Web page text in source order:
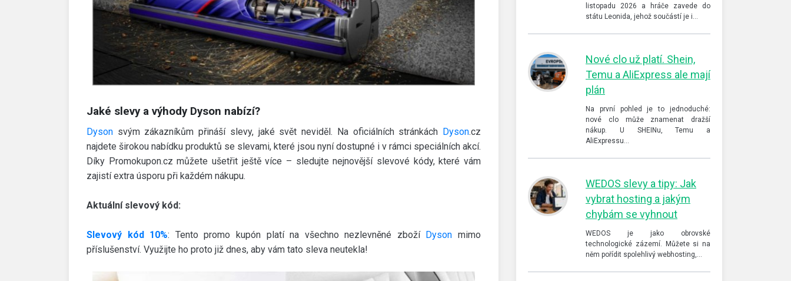
Jaké slevy a výhody Dyson nabízí?
Dyson svým zákazníkům přináší slevy, jaké svět neviděl. Na oficiálních stránkách Dyson.cz
najdete širokou nabídku produktů se slevami, které jsou nyní dostupné i v rámci speciálních akcí.
Díky Promokupon.cz můžete ušetřit ještě více – sledujte nejnovější slevové kódy, které vám
zajistí extra úsporu při každém nákupu.
Aktuální slevový kód:
Slevový kód 10%: Tento promo kupón platí na všechno nezlevněné zboží Dyson mimo
příslušenství. Využijte ho proto již dnes, aby vám tato sleva neutekla!
listopadu 2026 a hráče zavede do
státu Leonida, jehož součástí je i…
Nové clo už platí. Shein,
Temu a AliExpress ale mají
plán
Na první pohled je to jednoduché:
nové clo může znamenat dražší
nákup. U SHEINu, Temu a
AliExpressu…
WEDOS slevy a tipy: Jak
vybrat hosting a jakým
chybám se vyhnout
WEDOS je jako obrovské
technologické zázemí. Můžete si na
něm pořídit spolehlivý webhosting,…